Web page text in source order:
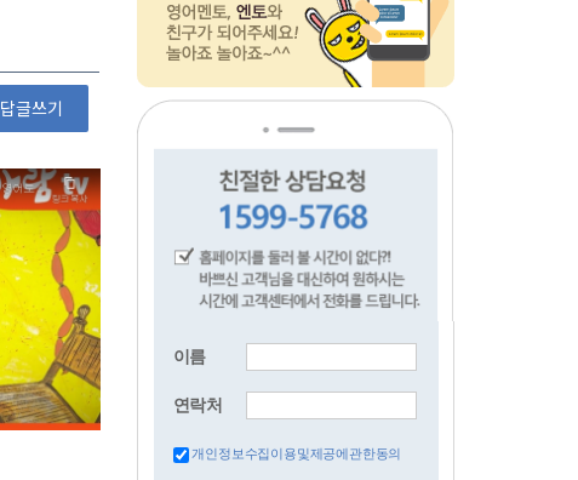
답글쓰기
이름
연락처
개인정보수집이용및제공에관한동의